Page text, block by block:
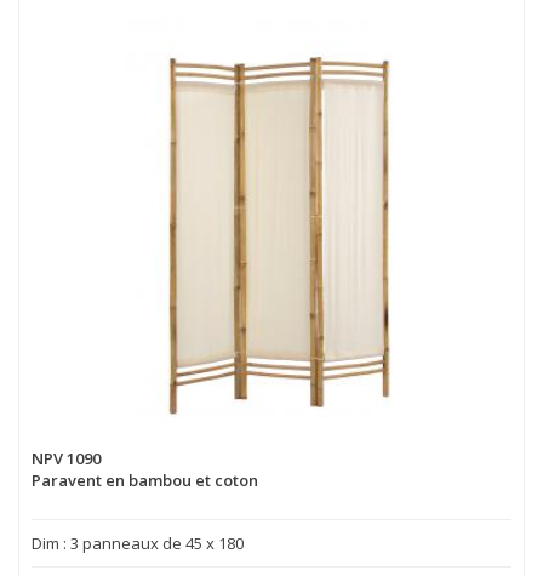
NPV 1090
Paravent en bambou et coton
Dim : 3 panneaux de 45 x 180